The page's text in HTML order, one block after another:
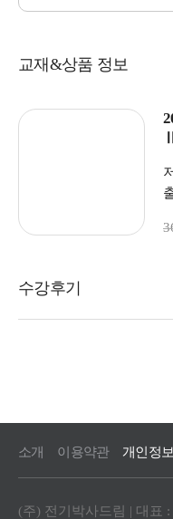
교재&상품 정보
소개 이용약관 개인정
(주) 전기박사드림 | 대표 :